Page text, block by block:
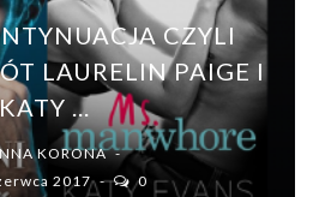
CZYLI
LAURELIN PAIGE I
KATY ...
KORONA
2017
0